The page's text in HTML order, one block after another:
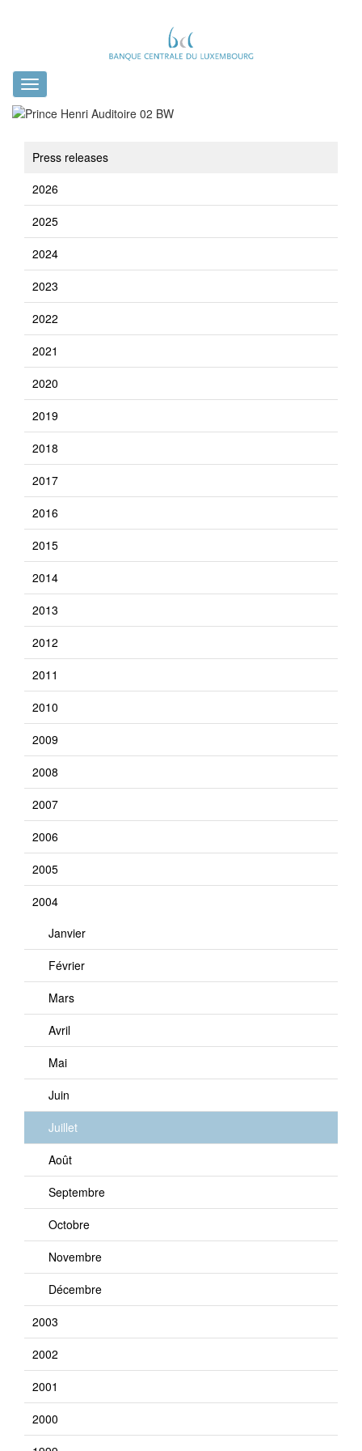
Toggle
navigation
Press releases
2026
2025
2024
2023
2022
2021
2020
2019
2018
2017
2016
2015
2014
2013
2012
2011
2010
2009
2008
2007
2006
2005
2004
Janvier
Février
Mars
Avril
Mai
Juin
Juillet
Août
Septembre
Octobre
Novembre
Décembre
2003
2002
2001
2000